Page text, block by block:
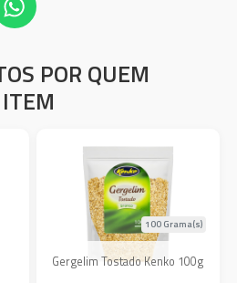
POR QUEM
Gergelim Tostado Kenko 100g
100 Grama(s)